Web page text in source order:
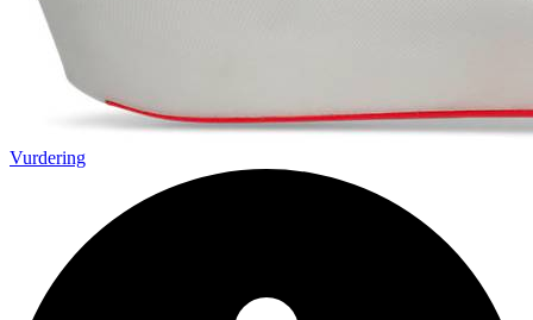
Vurdering